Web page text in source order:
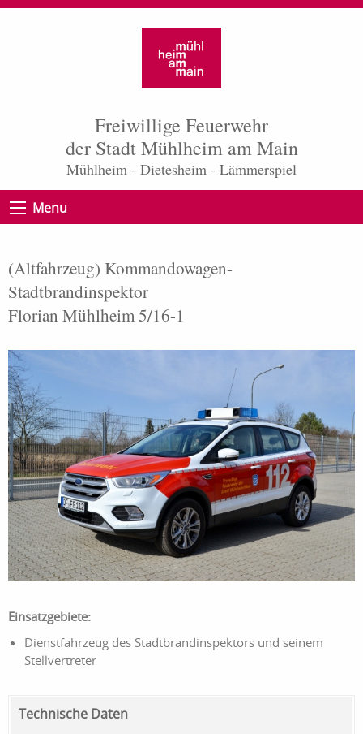
Freiwillige Feuerwehr
der Stadt Mühlheim am Main
Mühlheim - Dietesheim - Lämmerspiel
Menu
(Altfahrzeug) Kommandowagen-
Stadtbrandinspektor
Florian Mühlheim 5/16-1
Einsatzgebiete:
Dienstfahrzeug des Stadtbrandinspektors und seinem
Stellvertreter
Technische Daten